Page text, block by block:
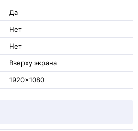
Да
Нет
Нет
Вверху экрана
1920x1080